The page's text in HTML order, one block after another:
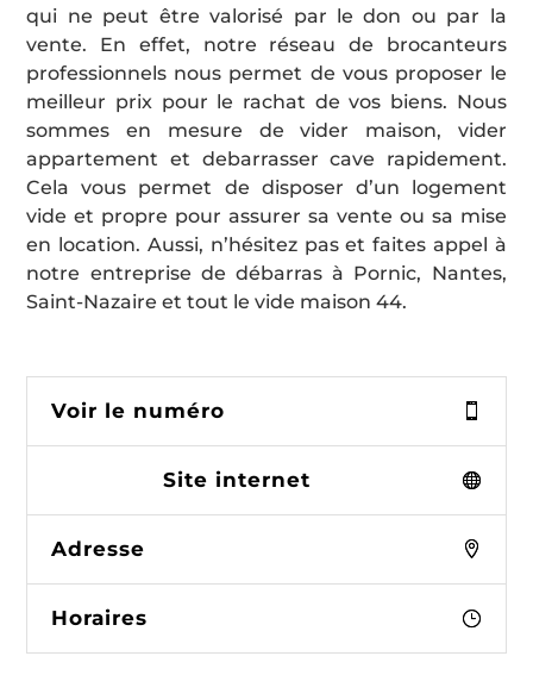
qui ne peut être valorisé par le don ou par la
vente. En effet, notre réseau de brocanteurs
professionnels nous permet de vous proposer le
meilleur prix pour le rachat de vos biens. Nous
sommes en mesure de vider maison, vider
appartement et debarrasser cave rapidement.
Cela vous permet de disposer d’un logement
vide et propre pour assurer sa vente ou sa mise
en location. Aussi, n’hésitez pas et faites appel à
notre entreprise de débarras à Pornic, Nantes,
Saint-Nazaire et tout le vide maison 44.
Voir le numéro
Site internet
Adresse
Horaires